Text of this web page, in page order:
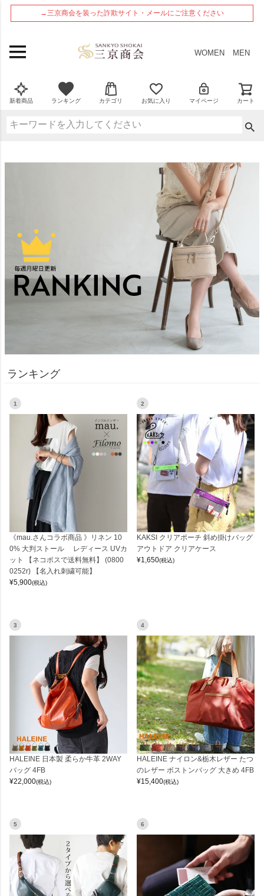
→三京商会を装った詐欺サイト・メールにご注意ください
WOMEN MEN
新着商品 ランキング カテゴリ お気に入り マイページ カート
ランキング
1
《mau.さんコラボ商品 》リネン 10
0% 大判ストール レディース UVカ
ット 【ネコポスで送料無料】 (0800
0252r) 【名入れ刺繍可能】
¥5,900(税込)
2
KAKSI クリアポーチ 斜め掛けバッグ
アウトドア クリアケース
¥1,650(税込)
3
HALEINE 日本製 柔らか牛革 2WAY
バッグ 4FB
¥22,000(税込)
4
HALEINE ナイロン&栃木レザー たつ
のレザー ボストンバッグ 大きめ 4FB
¥15,400(税込)
5 6
ペー